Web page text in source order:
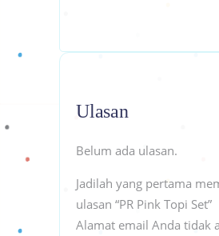
Ulasan
Belum ada ulasan.
Jadilah yang pertama
ulasan “PR Pink Topi Set”
Alamat email Anda tidak